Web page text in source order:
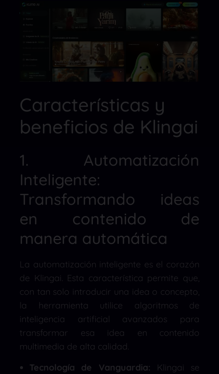
Características y
beneficios de Klingai
1. Automatización
Inteligente:
Transformando ideas
en contenido de
manera automática
La automatización inteligente es el corazón
de Klingai. Esta característica permite que,
con tan solo introducir una idea o concepto,
la herramienta utilice algoritmos de
inteligencia artificial avanzados para
transformar esa idea en contenido
multimedia de alta calidad.
Tecnología de Vanguardia: Klingai se